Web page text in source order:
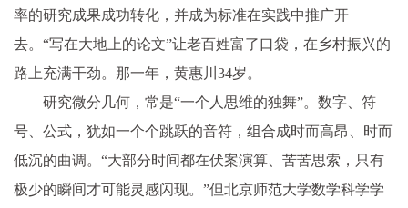
率的研究成果成功转化，并成为标准在实践中推广开
去。“写在大地上的论文”让老百姓富了口袋，在乡村振兴的
路上充满干劲。那一年，黄惠川34岁。
研究微分几何，常是“一个人思维的独舞”。数字、符
号、公式，犹如一个个跳跃的音符，组合成时而高昂、时而
低沉的曲调。“大部分时间都在伏案演算、苦苦思索，只有
极少的瞬间才可能灵感闪现。”但北京师范大学数学科学学